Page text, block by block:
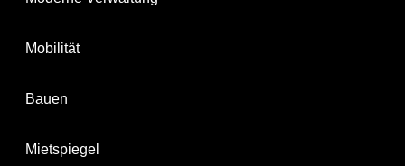
Mobilität
Bauen
Mietspiegel